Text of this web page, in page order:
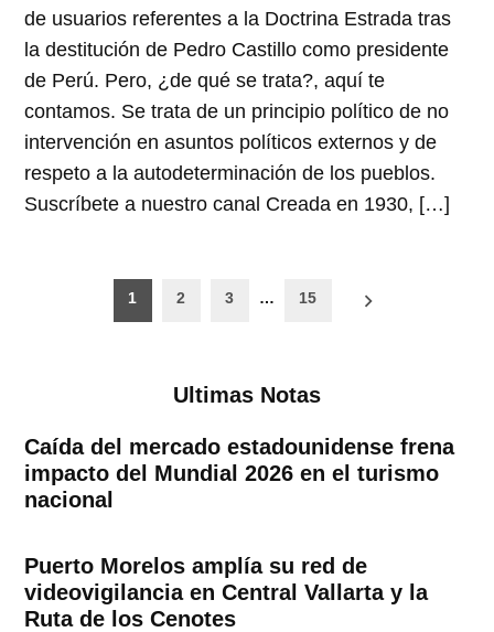
de usuarios referentes a la Doctrina Estrada tras
la destitución de Pedro Castillo como presidente
de Perú. Pero, ¿de qué se trata?, aquí te
contamos. Se trata de un principio político de no
intervención en asuntos políticos externos y de
respeto a la autodeterminación de los pueblos.
Suscríbete a nuestro canal Creada en 1930, […]
Paginación
1 2 3 … 15
Ultimas Notas
Caída del mercado estadounidense frena
impacto del Mundial 2026 en el turismo
nacional
Puerto Morelos amplía su red de
videovigilancia en Central Vallarta y la
Ruta de los Cenotes